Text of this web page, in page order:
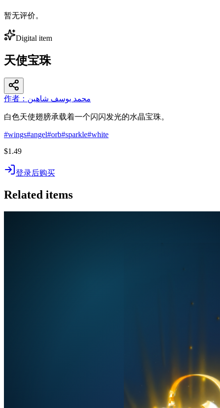
暂无评价。
Digital item
天使宝珠
作者：محمد يوسف شاهين
白色天使翅膀承载着一个闪闪发光的水晶宝珠。
#wings#angel#orb#sparkle#white
$1.49
登录后购买
Related items